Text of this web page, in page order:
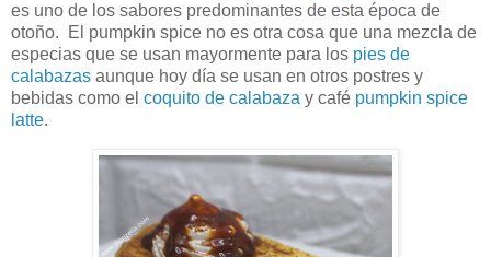
es uno de los sabores predominantes de esta época de
otoño. El pumpkin spice no es otra cosa que una mezcla de
especias que se usan mayormente para los pies de
calabazas aunque hoy día se usan en otros postres y
bebidas como el coquito de calabaza y café pumpkin spice
latte.